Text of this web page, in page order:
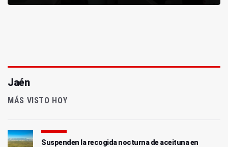
Jaén
MÁS VISTO HOY
Suspenden la recogida nocturna de aceituna en